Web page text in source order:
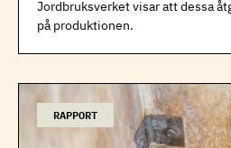
Jordbruksverket visar att dessa
på produktionen.
RAPPORT